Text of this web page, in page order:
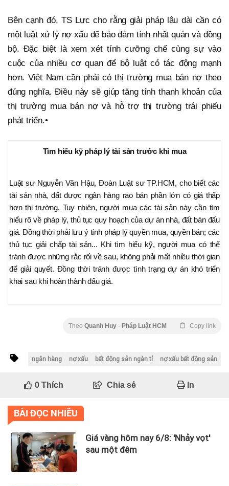
Bên cạnh đó, TS Lực cho rằng giải pháp lâu dài cần có
một luật xử lý nợ xấu để bảo đảm tính nhất quán và đồng
bộ. Đặc biệt là xem xét tính cưỡng chế cùng sự vào
cuộc của nhiều cơ quan để bộ luật có tác động mạnh
hơn. Việt Nam cần phải có thị trường mua bán nợ theo
đúng nghĩa. Điều này sẽ giúp tăng tính thanh khoản của
thị trường mua bán nợ và hỗ trợ thị trường trái phiếu
phát triển.•
Tìm hiểu kỹ pháp lý tài sản trước khi mua
Luật sư Nguyễn Văn Hậu, Đoàn Luật sư TP.HCM, cho biết các
tài sản nhà, đất được ngân hàng rao bán phần lớn có giá thấp
hơn thị trường. Tuy nhiên, người mua các tài sản này cần tìm
hiểu rõ về pháp lý, thủ tục quy hoạch của dự án nhà, đất bán đấu
giá. Đồng thời phải lưu ý tính pháp lý quyền mua, quyền bán; các
thủ tục giải chấp tài sản... Khi tìm hiểu kỹ, người mua có thể
tránh được những rắc rối về sau, không phải mất nhiều thời gian
để giải quyết. Đồng thời tránh được tình trạng dự án khó triển
khai sau khi hoàn thành đấu giá.
Theo Quanh Huy - Pháp Luật HCM Copy link
ngân hàng nợ xấu bất động sản ngàn tỉ nợ xấu bất động sản
0Thích Chia sẻ In
BÀI ĐỌC NHIỀU
Giá vàng hôm nay 6/8: 'Nhảy vọt'
sau một đêm